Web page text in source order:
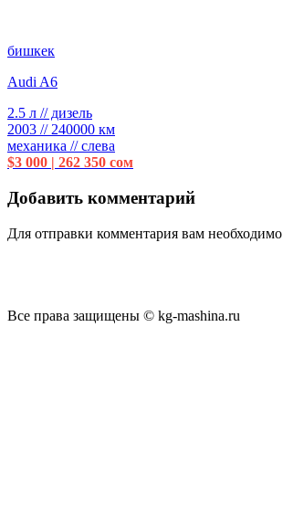
бишкек
Audi A6
2.5 л // дизель
2003 // 240000 км
механика // слева
$3 000 | 262 350 сом
Добавить комментарий
Для отправки комментария вам необходимо
Все права защищены © kg-mashina.ru